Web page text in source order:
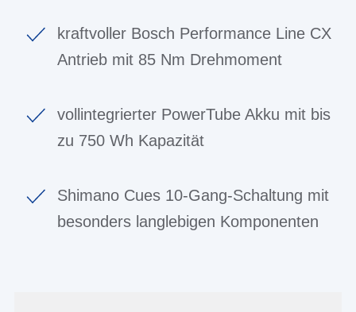
kraftvoller Bosch Performance Line CX
Antrieb mit 85 Nm Drehmoment
vollintegrierter PowerTube Akku mit bis
zu 750 Wh Kapazität
Shimano Cues 10-Gang-Schaltung mit
besonders langlebigen Komponenten